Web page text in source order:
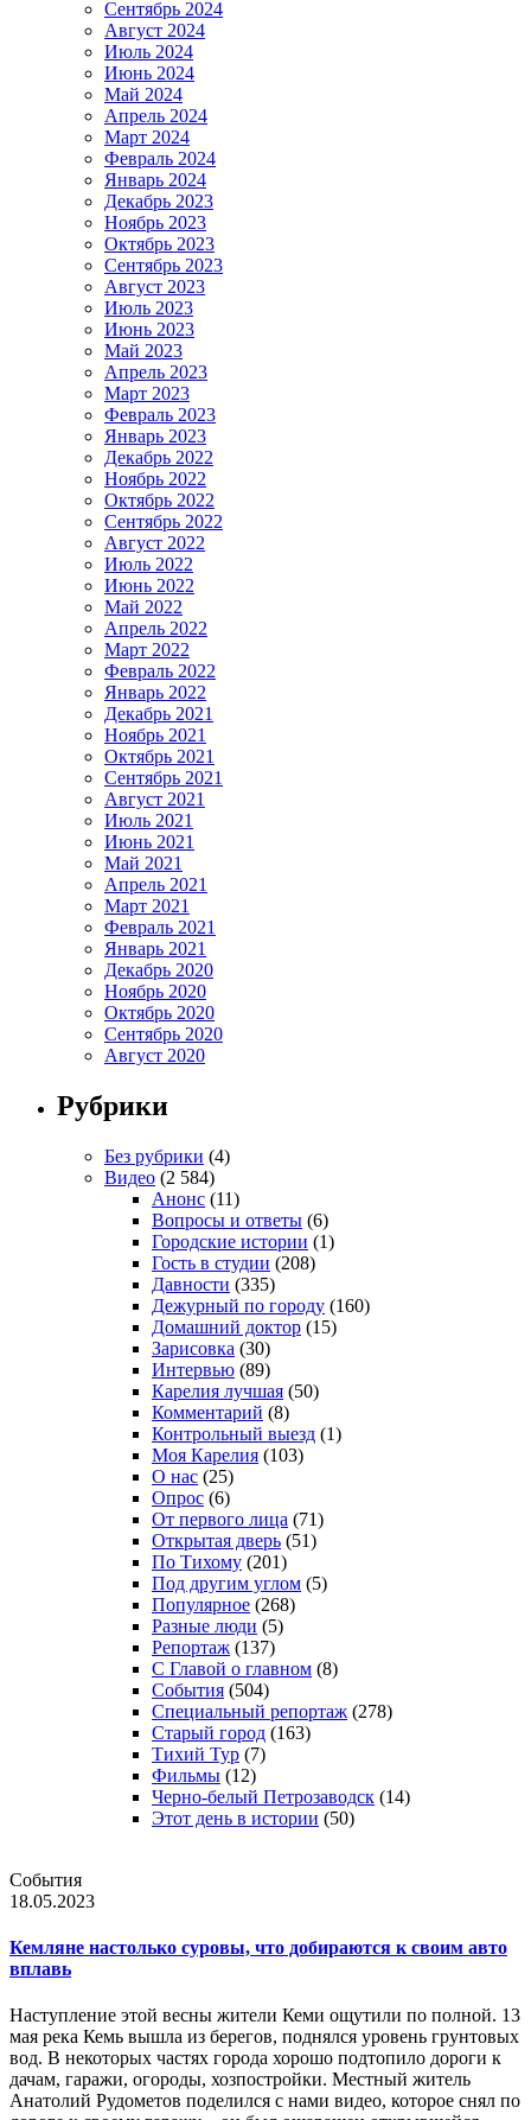
Сентябрь 2024
Август 2024
Июль 2024
Июнь 2024
Май 2024
Апрель 2024
Март 2024
Февраль 2024
Январь 2024
Декабрь 2023
Ноябрь 2023
Октябрь 2023
Сентябрь 2023
Август 2023
Июль 2023
Июнь 2023
Май 2023
Апрель 2023
Март 2023
Февраль 2023
Январь 2023
Декабрь 2022
Ноябрь 2022
Октябрь 2022
Сентябрь 2022
Август 2022
Июль 2022
Июнь 2022
Май 2022
Апрель 2022
Март 2022
Февраль 2022
Январь 2022
Декабрь 2021
Ноябрь 2021
Октябрь 2021
Сентябрь 2021
Август 2021
Июль 2021
Июнь 2021
Май 2021
Апрель 2021
Март 2021
Февраль 2021
Январь 2021
Декабрь 2020
Ноябрь 2020
Октябрь 2020
Сентябрь 2020
Август 2020
Рубрики
Без рубрики (4)
Видео (2 584)
Анонс (11)
Вопросы и ответы (6)
Городские истории (1)
Гость в студии (208)
Давности (335)
Дежурный по городу (160)
Домашний доктор (15)
Зарисовка (30)
Интервью (89)
Карелия лучшая (50)
Комментарий (8)
Контрольный выезд (1)
Моя Карелия (103)
О нас (25)
Опрос (6)
От первого лица (71)
Открытая дверь (51)
По Тихому (201)
Под другим углом (5)
Популярное (268)
Разные люди (5)
Репортаж (137)
С Главой о главном (8)
События (504)
Специальный репортаж (278)
Старый город (163)
Тихий Тур (7)
Фильмы (12)
Черно-белый Петрозаводск (14)
Этот день в истории (50)
События
18.05.2023
Кемляне настолько суровы, что добираются к своим авто
вплавь
Наступление этой весны жители Кеми ощутили по полной. 13
мая река Кемь вышла из берегов, поднялся уровень грунтовых
вод. В некоторых частях города хорошо подтопило дороги к
дачам, гаражи, огороды, хозпостройки. Местный житель
Анатолий Рудометов поделился с нами видео, которое снял по